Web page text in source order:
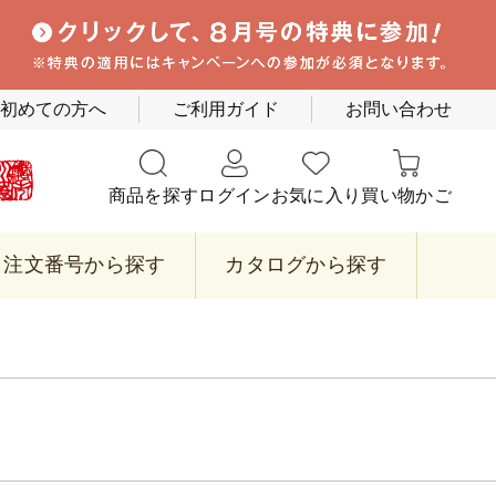
初めての方へ ご利用ガイド お問い合わせ
商品を探す ログインお気に入り 買い物かご
注文番号から探す カタログから探す